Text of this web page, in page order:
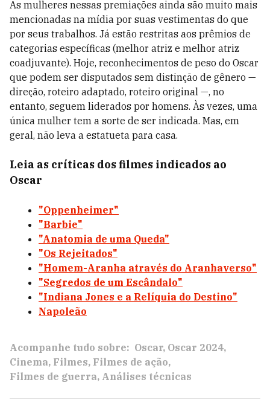
As mulheres nessas premiações ainda são muito mais
mencionadas na mídia por suas vestimentas do que
por seus trabalhos. Já estão restritas aos prêmios de
categorias específicas (melhor atriz e melhor atriz
coadjuvante). Hoje, reconhecimentos de peso do Oscar
que podem ser disputados sem distinção de gênero —
direção, roteiro adaptado, roteiro original —, no
entanto, seguem liderados por homens. Às vezes, uma
única mulher tem a sorte de ser indicada. Mas, em
geral, não leva a estatueta para casa.
Leia as críticas dos filmes indicados ao
Oscar
"Oppenheimer"
"Barbie"
"Anatomia de uma Queda"
"Os Rejeitados"
"Homem-Aranha através do Aranhaverso"
"Segredos de um Escândalo"
"Indiana Jones e a Relíquia do Destino"
Napoleão
Acompanhe tudo sobre: Oscar Oscar 2024
Cinema Filmes Filmes de ação
Filmes de guerra Análises técnicas